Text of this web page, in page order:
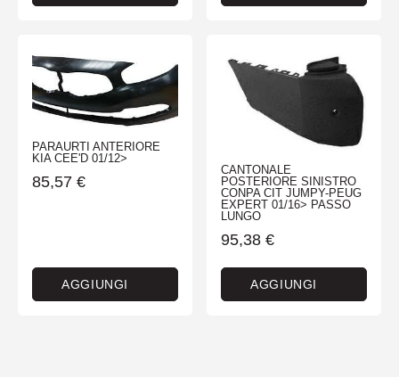
PARAURTI ANTERIORE
KIA CEE'D 01/12>
85,57 €
AGGIUNGI
CANTONALE
POSTERIORE SINISTRO
CONPA CIT JUMPY-PEUG
EXPERT 01/16> PASSO
LUNGO
95,38 €
AGGIUNGI